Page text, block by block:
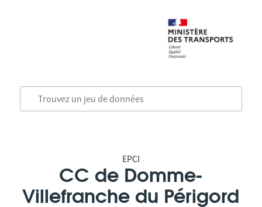
EPCI
CC de Domme-
Villefranche du Périgord